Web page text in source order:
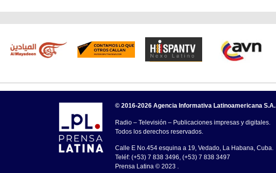
© 2016-2026 Agencia Informativa Latinoamericana S.A.
Radio – Televisión – Publicaciones impresas y digitales.
Todos los derechos reservados.
Calle E No.454 esquina a 19, Vedado, La Habana, Cuba.
Teléf: (+53) 7 838 3496, (+53) 7 838 3497
Prensa Latina © 2023 .